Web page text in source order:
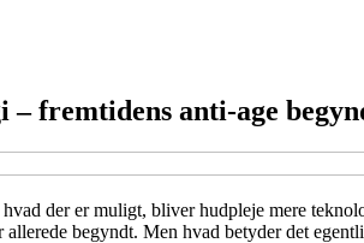
fremtidens anti-age
der er muligt, bliver hudpleje mere
begyndt. Men hvad betyder det